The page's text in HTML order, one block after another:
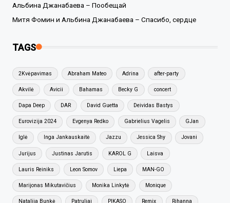
Альбина Джанабаева – Пообещай
Митя Фомин и Альбина Джанабаева – Спасибо, сердце
TAGS
2Kvėpavimas Abraham Mateo Adrina after-party
Akvilė Avicii Bahamas Becky G concert
Dapa Deep DAR David Guetta Deividas Bastys
Eurovizija 2024 Evgenya Redko Gabrielius Vagelis GJan
Iglė Inga Jankauskaitė Jazzu Jessica Shy Jovani
Jurijus Justinas Jarutis KAROL G Laisva
Lauris Reiniks Leon Somov Liepa MAN-GO
Marijonas Mikutavičius Monika Linkytė Monique
Natalija Bunkė Patruliai PIKASO Remix Rihanna